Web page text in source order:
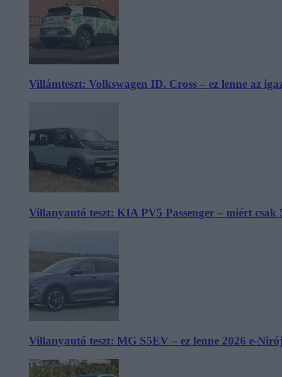
Villámteszt: Volkswagen ID. Cross – ez lenne az
Villanyautó teszt: KIA PV5 Passenger – miért csak
Villanyautó teszt: MG S5EV – ez lenne 2026 e-